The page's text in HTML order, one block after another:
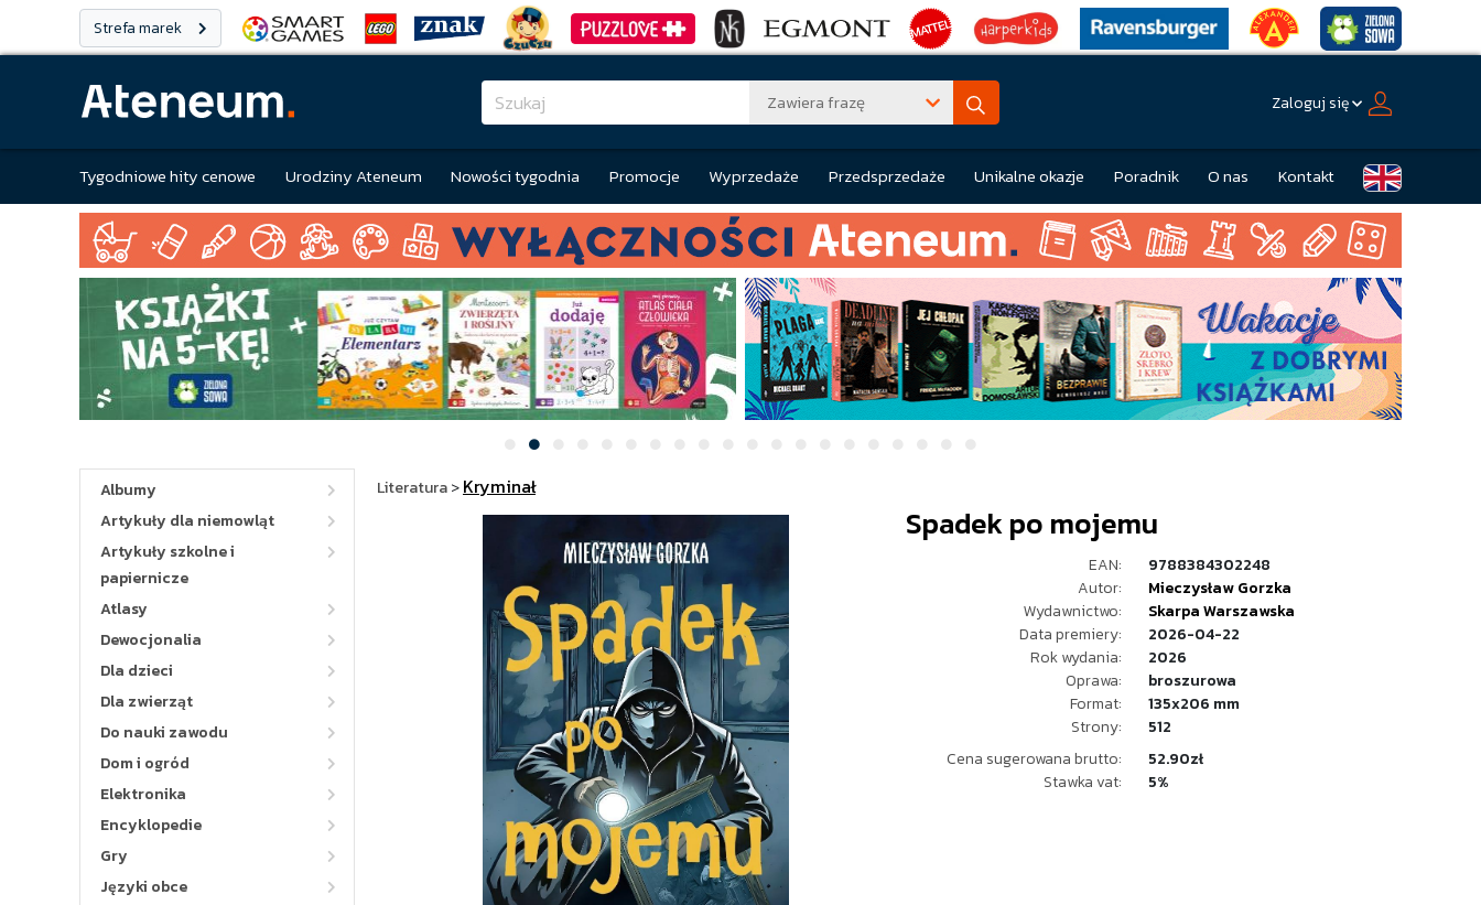
Strefa marek
Zawiera frazę Zaloguj się
Tygodniowe hity cenowe Urodziny Ateneum Nowości tygodnia Promocje Wyprzedaże Przedsprzedaże Unikalne okazje Poradnik O nas Kontakt
Albumy
Artykuły dla niemowląt
Artykuły szkolne i
papiernicze
Atlasy
Dewocjonalia
Dla dzieci
Dla zwierząt
Do nauki zawodu
Dom i ogród
Elektronika
Encyklopedie
Gry
Języki obce
Literatura>Kryminał
Spadek po mojemu
EAN:
9788384302248
Autor:
Mieczysław Gorzka
Wydawnictwo:
Skarpa Warszawska
Data premiery:
2026-04-22
Rok wydania:
2026
Oprawa:
broszurowa
Format:
135x206 mm
Strony:
512
Cena sugerowana brutto:
52.90zł
Stawka vat:
5%